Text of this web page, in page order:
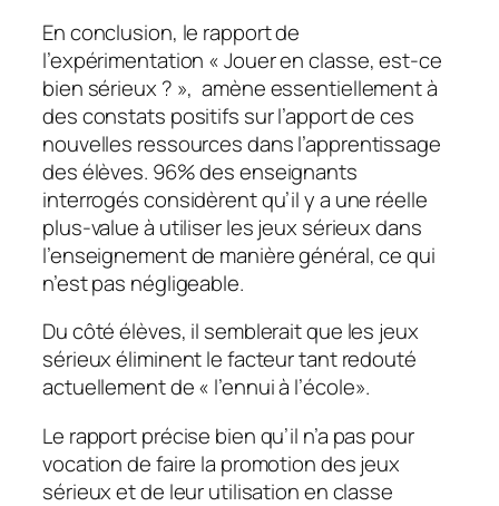
En conclusion, le rapport de
l’expérimentation «Jouer en classe, est-ce
bien sérieux ? », amène essentiellement à
des constats positifs sur l’apport de ces
nouvelles ressources dans l’apprentissage
des élèves. 96% des enseignants
interrogés considèrent qu’il y a une réelle
plus-value à utiliser les jeux sérieux dans
l’enseignement de manière général, ce qui
n’est pas négligeable.
Du côté élèves, il semblerait que les jeux
sérieux éliminent le facteur tant redouté
actuellement de « l’ennui à l’école».
Le rapport précise bien qu’il n’a pas pour
vocation de faire la promotion des jeux
sérieux et de leur utilisation en classe